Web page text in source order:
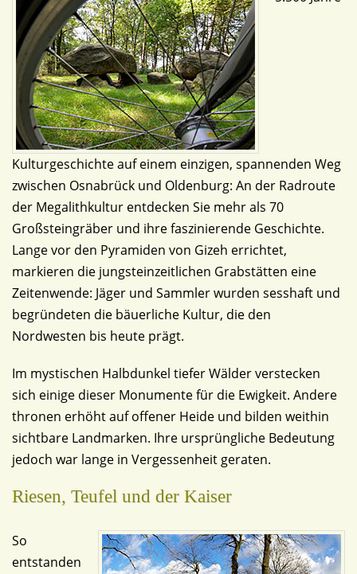
Kulturgeschichte auf einem einzigen, spannenden Weg
zwischen Osnabrück und Oldenburg: An der Radroute
der Megalithkultur entdecken Sie mehr als 70
Großsteingräber und ihre faszinierende Geschichte.
Lange vor den Pyramiden von Gizeh errichtet,
markieren die jungsteinzeitlichen Grabstätten eine
Zeitenwende: Jäger und Sammler wurden sesshaft und
begründeten die bäuerliche Kultur, die den
Nordwesten bis heute prägt.
Im mystischen Halbdunkel tiefer Wälder verstecken
sich einige dieser Monumente für die Ewigkeit. Andere
thronen erhöht auf offener Heide und bilden weithin
sichtbare Landmarken. Ihre ursprüngliche Bedeutung
jedoch war lange in Vergessenheit geraten.
Riesen, Teufel und der Kaiser
So
entstanden